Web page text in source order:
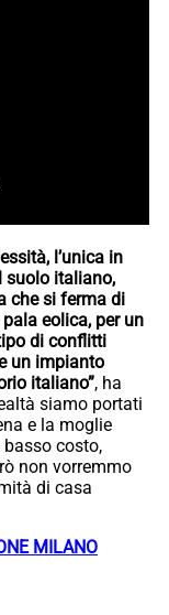
l’unica in
suolo italiano,
che si ferma di
eolica, per un
di conflitti
un impianto
italiano”, ha
siamo portati
e la moglie
basso costo,
non vorremmo
di casa
MILANO